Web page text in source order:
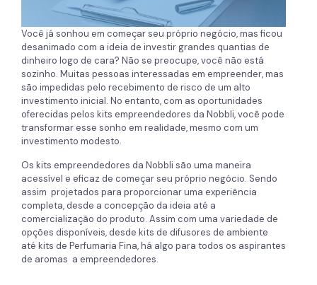
Você já sonhou em começar seu próprio negócio, mas ficou
desanimado com a ideia de investir grandes quantias de
dinheiro logo de cara? Não se preocupe, você não está
sozinho. Muitas pessoas interessadas em empreender, mas
são impedidas pelo recebimento de risco de um alto
investimento inicial. No entanto, com as oportunidades
oferecidas pelos kits empreendedores da Nobbli, você pode
transformar esse sonho em realidade, mesmo com um
investimento modesto.
Os kits empreendedores da Nobbli são uma maneira
acessível e eficaz de começar seu próprio negócio. Sendo
assim projetados para proporcionar uma experiência
completa, desde a concepção da ideia até a
comercialização do produto. Assim com uma variedade de
opções disponíveis, desde kits de difusores de ambiente
até kits de Perfumaria Fina, há algo para todos os aspirantes
de aromas a empreendedores.